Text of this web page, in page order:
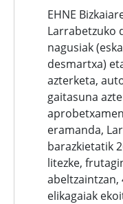
EHNE
Larrabetzuko
nagusiak
desmartxa)
azterketa,
gaitasuna
eramanda,
barazkietatik
litezke,
abeltzaintzan,
elikagaiak